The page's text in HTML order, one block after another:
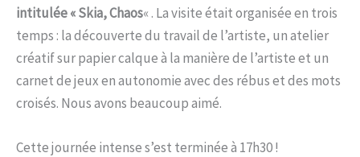
intitulée « Skia, Chaos« . La visite était organisée en trois
temps : la découverte du travail de l’artiste, un atelier
créatif sur papier calque à la manière de l’artiste et un
carnet de jeux en autonomie avec des rébus et des mots
croisés. Nous avons beaucoup aimé.
Cette journée intense s’est terminée à 17h30 !